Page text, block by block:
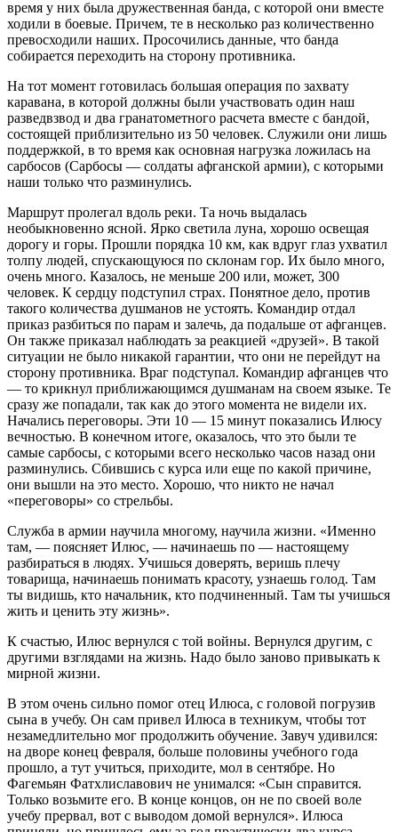
время у них была дружественная банда, с которой они вместе
ходили в боевые. Причем, те в несколько раз количественно
превосходили наших. Просочились данные, что банда
собирается переходить на сторону противника.
На тот момент готовилась большая операция по захвату
каравана, в которой должны были участвовать один наш
разведвзвод и два гранатометного расчета вместе с бандой,
состоящей приблизительно из 50 человек. Служили они лишь
поддержкой, в то время как основная нагрузка ложилась на
сарбосов (Сарбосы — солдаты афганской армии), с которыми
наши только что разминулись.
Маршрут пролегал вдоль реки. Та ночь выдалась
необыкновенно ясной. Ярко светила луна, хорошо освещая
дорогу и горы. Прошли порядка 10 км, как вдруг глаз ухватил
толпу людей, спускающуюся по склонам гор. Их было много,
очень много. Казалось, не меньше 200 или, может, 300
человек. К сердцу подступил страх. Понятное дело, против
такого количества душманов не устоять. Командир отдал
приказ разбиться по парам и залечь, да подальше от афганцев.
Он также приказал наблюдать за реакцией «друзей». В такой
ситуации не было никакой гарантии, что они не перейдут на
сторону противника. Враг подступал. Командир афганцев что
— то крикнул приближающимся душманам на своем языке. Те
сразу же попадали, так как до этого момента не видели их.
Начались переговоры. Эти 10 — 15 минут показались Илюсу
вечностью. В конечном итоге, оказалось, что это были те
самые сарбосы, с которыми всего несколько часов назад они
разминулись. Сбившись с курса или еще по какой причине,
они вышли на это место. Хорошо, что никто не начал
«переговоры» со стрельбы.
Служба в армии научила многому, научила жизни. «Именно
там, — поясняет Илюс, — начинаешь по — настоящему
разбираться в людях. Учишься доверять, веришь плечу
товарища, начинаешь понимать красоту, узнаешь голод. Там
ты видишь, кто начальник, кто подчиненный. Там ты учишься
жить и ценить эту жизнь».
К счастью, Илюс вернулся с той войны. Вернулся другим, с
другими взглядами на жизнь. Надо было заново привыкать к
мирной жизни.
В этом очень сильно помог отец Илюса, с головой погрузив
сына в учебу. Он сам привел Илюса в техникум, чтобы тот
незамедлительно мог продолжить обучение. Завуч удивился:
на дворе конец февраля, больше половины учебного года
прошло, а тут учиться, приходите, мол в сентябре. Но
Фагемьян Фатхлиславович не унимался: «Сын справится.
Только возьмите его. В конце концов, он не по своей воле
учебу прервал, вот с выводом домой вернулся». Илюса